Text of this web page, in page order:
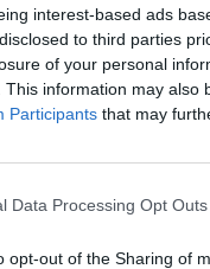
interest-based ads
to third parties
of your personal
This information may also
Participants that may
Data Processing Opt Outs
opt-out of the Sharing of